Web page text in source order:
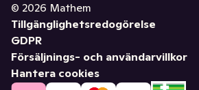
© 2026 Mathem
Tillgänglighetsredogörelse
GDPR
Försäljnings- och användarvillkor
Hantera cookies